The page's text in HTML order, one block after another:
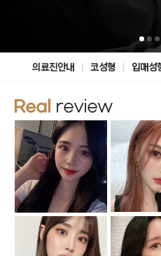
의료진안내 코성형 입매성
Real review